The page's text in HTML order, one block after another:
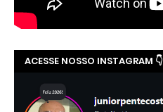
ACESSE NOSSO INSTAGRAM 👇